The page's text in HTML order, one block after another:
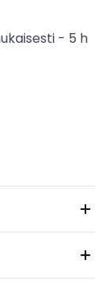
- 5 h